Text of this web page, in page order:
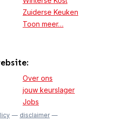
Zuiderse Keuken
Toon meer…
Over ons
jouw keurslager
Jobs
disclaimer